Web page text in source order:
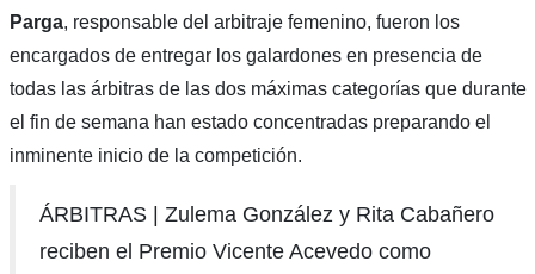
Parga, responsable del arbitraje femenino, fueron los
encargados de entregar los galardones en presencia de
todas las árbitras de las dos máximas categorías que durante
el fin de semana han estado concentradas preparando el
inminente inicio de la competición.
ÁRBITRAS | Zulema González y Rita Cabañero
reciben el Premio Vicente Acevedo como